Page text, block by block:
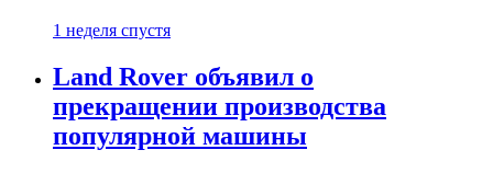
1 неделя спустя
Land Rover объявил о
прекращении производства
популярной машины